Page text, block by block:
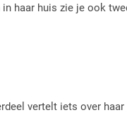
haar huis zie je ook
vertelt iets over